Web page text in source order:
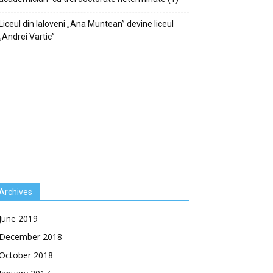
din Ialoveni „Ana Muntean” devine liceul
Vartic”
2019
2018
2018